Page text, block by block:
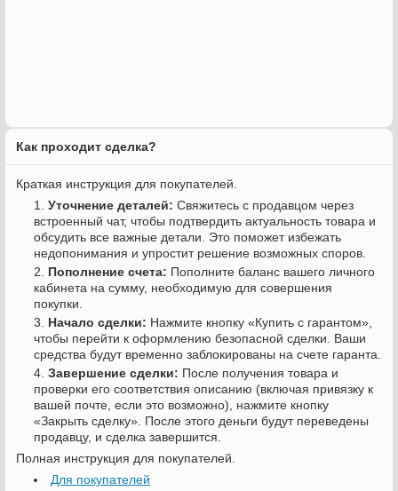
Как проходит сделка?
Краткая инструкция для покупателей.
Уточнение деталей: Свяжитесь с продавцом через
встроенный чат, чтобы подтвердить актуальность товара и
обсудить все важные детали. Это поможет избежать
недопонимания и упростит решение возможных споров.
Пополнение счета: Пополните баланс вашего личного
кабинета на сумму, необходимую для совершения
покупки.
Начало сделки: Нажмите кнопку «Купить с гарантом»,
чтобы перейти к оформлению безопасной сделки. Ваши
средства будут временно заблокированы на счете гаранта.
Завершение сделки: После получения товара и
проверки его соответствия описанию (включая привязку к
вашей почте, если это возможно), нажмите кнопку
«Закрыть сделку». После этого деньги будут переведены
продавцу, и сделка завершится.
Полная инструкция для покупателей.
Для покупателей